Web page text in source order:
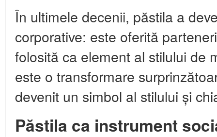
În ultimele decenii, păstila a
corporative: este oferită
folosită ca element al stilului de
este o transformare
devenit un simbol al stilului și
Păstila ca instrument